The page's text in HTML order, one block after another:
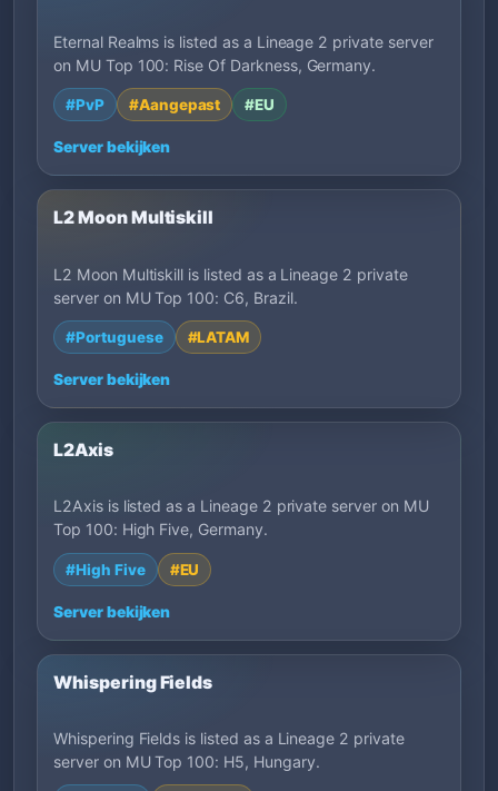
Eternal Realms is listed as a Lineage 2 private server
on MU Top 100: Rise Of Darkness, Germany.
#PvP #Aangepast #EU
Server bekijken
L2 Moon Multiskill
L2 Moon Multiskill is listed as a Lineage 2 private
server on MU Top 100: C6, Brazil.
#Portuguese #LATAM
Server bekijken
L2Axis
L2Axis is listed as a Lineage 2 private server on MU
Top 100: High Five, Germany.
#High Five #EU
Server bekijken
Whispering Fields
Whispering Fields is listed as a Lineage 2 private
server on MU Top 100: H5, Hungary.